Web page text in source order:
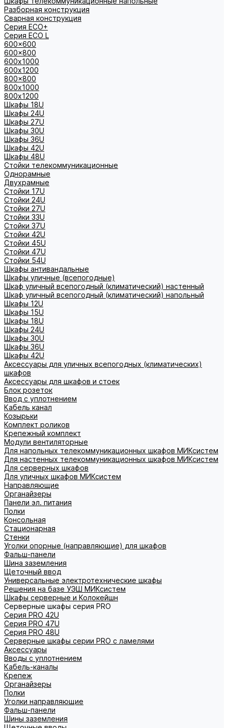
Разборная конструкция
Сварная конструкция
Серия ECO+
Серия ECO L
600x600
600x800
600х1000
600х1200
800x800
800х1000
800х1200
Шкафы 18U
Шкафы 24U
Шкафы 27U
Шкафы 30U
Шкафы 36U
Шкафы 42U
Шкафы 48U
Стойки телекоммуникационные
Однорамные
Двухрамные
Стойки 17U
Стойки 24U
Стойки 27U
Стойки 33U
Стойки 37U
Стойки 42U
Стойки 45U
Стойки 47U
Стойки 54U
Шкафы антивандальные
Шкафы уличные (всепогодные)
Шкаф уличный всепогодный (климатический) настенный
Шкаф уличный всепогодный (климатический) напольный
Шкафы 12U
Шкафы 15U
Шкафы 18U
Шкафы 24U
Шкафы 30U
Шкафы 36U
Шкафы 42U
Аксессуары для уличных всепогодных (климатических)
шкафов
Аксессуары для шкафов и стоек
Блок розеток
Ввод с уплотнением
Кабель канал
Козырьки
Комплект роликов
Крепежный комплект
Модули вентиляторные
Для напольных телекоммуникационных шкафов МИКсистем
Для настенных телекоммуникационных шкафов МИКсистем
Для серверных шкафов
Для уличных шкафов МИКсистем
Направляющие
Органайзеры
Панели эл. питания
Полки
Консольная
Стационарная
Стенки
Уголки опорные (направляющие) для шкафов
Фальш-панели
Шина заземления
Щеточный ввод
Универсальные электротехнические шкафы
Решения на базе УЭШ МИКсистем
Шкафы серверные и Колокейшн
Серверные шкафы серия PRO
Серия PRO 42U
Серия PRO 47U
Серия PRO 48U
Серверные шкафы серии PRO с ламелями
Аксессуары
Вводы с уплотнением
Кабель-каналы
Крепеж
Органайзеры
Полки
Уголки направляющие
Фальш-панели
Шины заземления